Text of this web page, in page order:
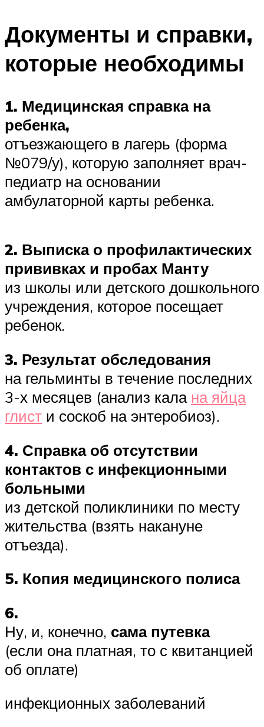
Документы и справки,
которые необходимы
1. Медицинская справка на
ребенка,
отъезжающего в лагерь (форма
№079/у), которую заполняет врач-
педиатр на основании
амбулаторной карты ребенка.
2. Выписка о профилактических
прививках и пробах Манту
из школы или детского дошкольного
учреждения, которое посещает
ребенок.
3. Результат обследования
на гельминты в течение последних
3-х месяцев (анализ кала на яйца
глист и соскоб на энтеробиоз).
4. Справка об отсутствии
контактов с инфекционными
больными
из детской поликлиники по месту
жительства (взять накануне
отъезда).
5. Копия медицинского полиса
6.
Ну, и, конечно, сама путевка
(если она платная, то с квитанцией
об оплате)
инфекционных заболеваний